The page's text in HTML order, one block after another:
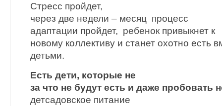
Стресс пройдет,
через две недели – месяц процесс
адаптации пройдет, ребенок привыкнет к
новому коллективу и станет охотно есть
детьми.
Есть дети, которые не
за что не будут есть и даже пробовать
детсадовское питание